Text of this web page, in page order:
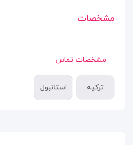
مشخصات
مشخصات تماس
ترکیه استانبول